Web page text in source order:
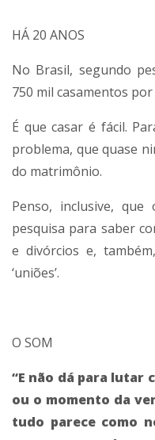
HÁ 20 ANOS
No Brasil, segundo
750 mil casamentos por
É que casar é fácil.
problema, que quase
do matrimônio.
Penso, inclusive,
pesquisa para saber
e divórcios e,
‘uniões’.
O SOM
“E não dá para lutar
ou o momento da
tudo parece como